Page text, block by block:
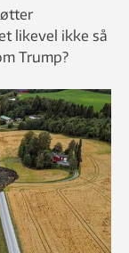
likevel ikke så
Trump?